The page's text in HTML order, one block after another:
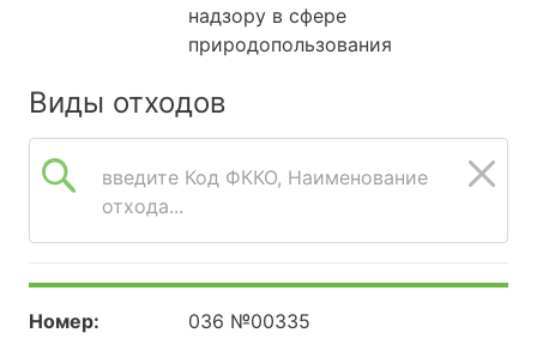
надзору в сфере
природопользования
Виды отходов
введите Код ФККО, Наименование
отхода...
Номер:
036 №00335